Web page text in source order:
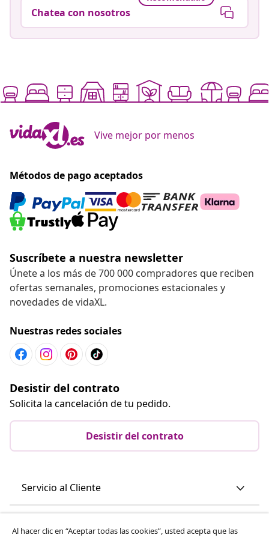
Chatea con nosotros
Vive mejor por menos
Métodos de pago aceptados
Suscríbete a nuestra newsletter
Únete a los más de 700 000 compradores que reciben
ofertas semanales, promociones estacionales y
novedades de vidaXL.
Nuestras redes sociales
Desistir del contrato
Solicita la cancelación de tu pedido.
Desistir del contrato
Servicio al Cliente
Al hacer clic en “Aceptar todas las cookies”, usted acepta que las